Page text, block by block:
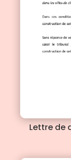
Lettre de